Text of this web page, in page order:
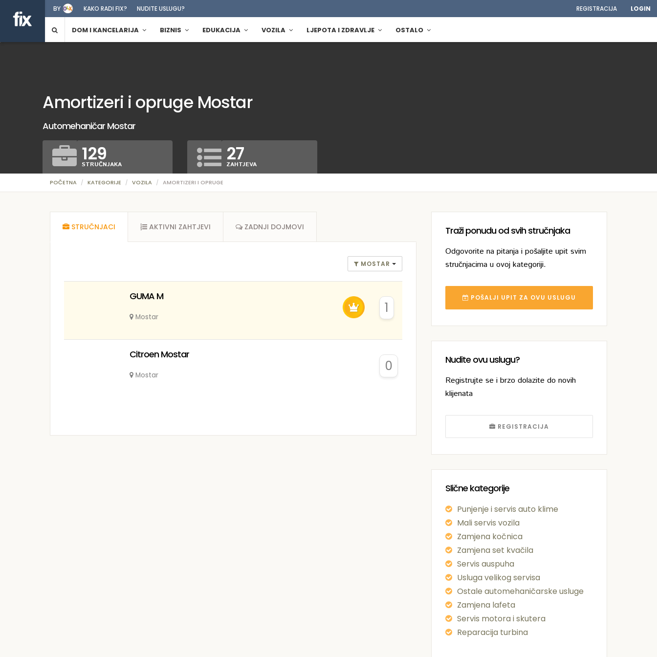
BY KAKO RADI FIX? NUDITE USLUGU? REGISTRACIJA LOGIN
DOM I KANCELARIJA BIZNIS EDUKACIJA VOZILA LJEPOTA I ZDRAVLJE OSTALO
POČETNA KATEGORIJE VOZILA AMORTIZERI I OPRUGE
Amortizeri i opruge Mostar
Automehaničar Mostar
129
STRUČNJAKA 27
ZAHTJEVA
Traži ponudu od svih stručnjaka
Odgovorite na pitanja i pošaljite upit svim
stručnjacima u ovoj kategoriji.
POŠALJI UPIT ZA OVU USLUGU
Nudite ovu uslugu?
Registrujte se i brzo dolazite do novih
klijenata
REGISTRACIJA
Slične kategorije
Punjenje i servis auto klime
Mali servis vozila
Zamjena kočnica
Zamjena set kvačila
Servis auspuha
Usluga velikog servisa
Ostale automehaničarske usluge
Zamjena lafeta
Servis motora i skutera
Reparacija turbina
STRUČNJACI AKTIVNI ZAHTJEVI ZADNJI DOJMOVI
MOSTAR
GUMA M
Mostar
1
Citroen Mostar
Mostar
0